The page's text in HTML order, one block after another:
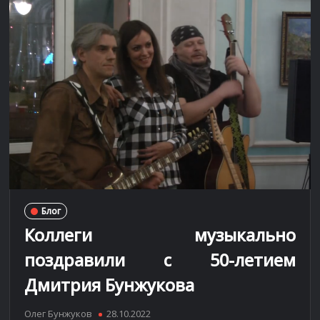
Блог
Коллеги музыкально
поздравили с 50-летием
Дмитрия Бунжукова
Олег Бунжуков 28.10.2022